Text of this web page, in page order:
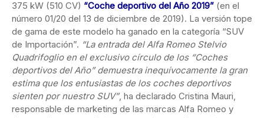
375 kW (510 CV) “Coche deportivo del Año 2019” (en el
número 01/20 del 13 de diciembre de 2019). La versión tope
de gama de este modelo ha ganado en la categoría “SUV
de Importación”. “La entrada del Alfa Romeo Stelvio
Quadrifoglio en el exclusivo círculo de los “Coches
deportivos del Año” demuestra inequívocamente la gran
estima que los entusiastas de los coches deportivos
sienten por nuestro SUV”, ha declarado Cristina Mauri,
responsable de marketing de las marcas Alfa Romeo y